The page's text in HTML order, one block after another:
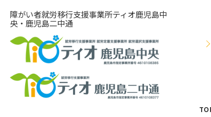
障がい者就労移⾏⽀援事業所ティオ⿅児島中
央・鹿児島二中通